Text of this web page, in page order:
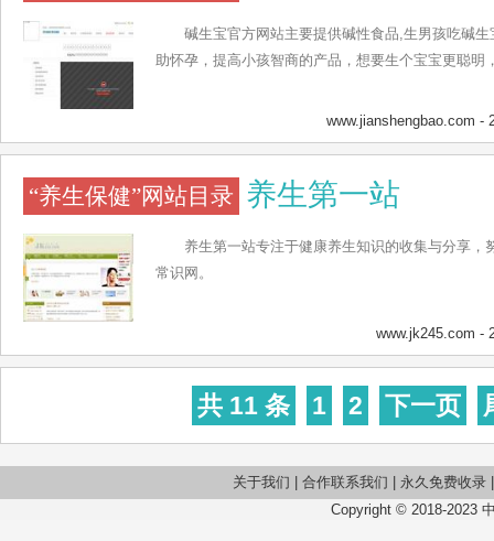
碱生宝官方网站主要提供碱性食品,生男孩吃碱
助怀孕，提高小孩智商的产品，想要生个宝宝更聪明
www.jianshengbao.com -
“养生保健”网站目录 养生第一站
养生第一站专注于健康养生知识的收集与分享，
常识网。
www.jk245.com -
共 11 条 1 2 下一页
关于我们 合作联系我们 永久免费收录
Copyright © 2018-2023